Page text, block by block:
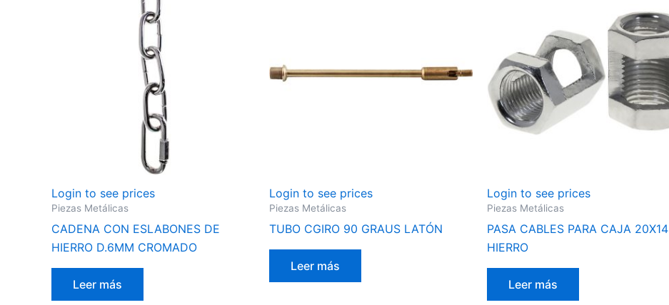
Login to see prices
Piezas Metálicas
CADENA CON ESLABONES DE
HIERRO D.6MM CROMADO
Leer más
Login to see prices
Piezas Metálicas
TUBO CGIRO 90 GRAUS LATÓN
Leer más
Login to see prices
Piezas Metálicas
PASA CABLES PARA CAJA 20X14
HIERRO
Leer más